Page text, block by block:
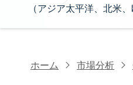
（アジア太平洋、北米
ホーム 市場分析